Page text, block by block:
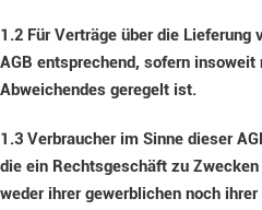
1.2 Für Verträge über die Lieferung
AGB entsprechend, sofern
Abweichendes geregelt ist.
1.3 Verbraucher im Sinne dieser
die ein Rechtsgeschäft zu
weder ihrer gewerblichen noch